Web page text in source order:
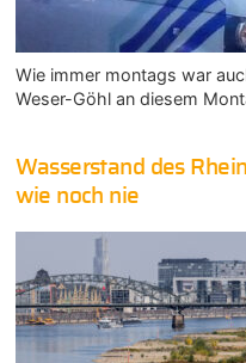
Wie immer montags war
Weser-Göhl an diesem
Wasserstand des
wie noch nie